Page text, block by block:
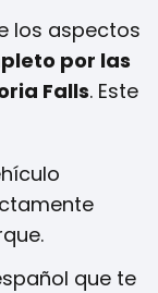
los aspectos
por las
Falls. Este
que te